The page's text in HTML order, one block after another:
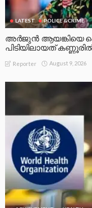
LATEST POLICE &CRIME
അർജുൻ ആയങ്കിയെ
പിടിയിലായത്
Reporter August 9, 2026